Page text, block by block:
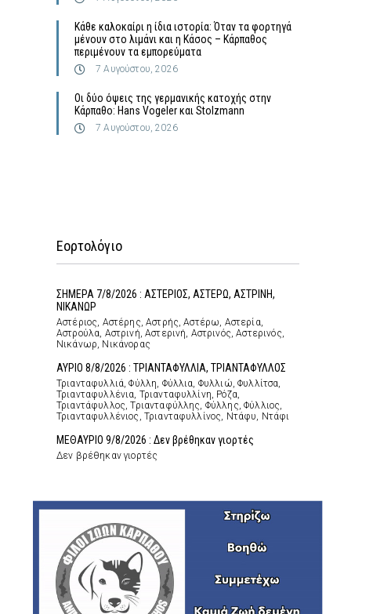
Κάθε καλοκαίρι η ίδια ιστορία: Όταν τα φορτηγά
μένουν στο λιμάνι και η Κάσος – Κάρπαθος
περιμένουν τα εμπορεύματα
7 Αυγούστου, 2026
Οι δύο όψεις της γερμανικής κατοχής στην
Κάρπαθο: Hans Vogeler και Stolzmann
7 Αυγούστου, 2026
Εορτολόγιο
ΣΗΜΕΡΑ 7/8/2026 : ΑΣΤΕΡΙΟΣ, ΑΣΤΕΡΩ, ΑΣΤΡΙΝΗ,
ΝΙΚΑΝΩΡ
Αστέριος, Αστέρης, Αστρής, Αστέρω, Αστερία,
Αστρούλα, Αστρινή, Αστερινή, Αστρινός, Αστερινός,
Νικάνωρ, Νικάνορας
ΑΥΡΙΟ 8/8/2026 : ΤΡΙΑΝΤΑΦΥΛΛΙΑ, ΤΡΙΑΝΤΑΦΥΛΛΟΣ
Τριανταφυλλιά, Φύλλη, Φύλλια, Φυλλιώ, Φυλλίτσα,
Τριανταφυλλένια, Τριανταφυλλίνη, Ρόζα,
Τριαντάφυλλος, Τριανταφύλλης, Φύλλης, Φύλλιος,
Τριανταφυλλένιος, Τριανταφυλλίνος, Ντάφυ, Ντάφι
ΜΕΘΑΥΡΙΟ 9/8/2026 : Δεν βρέθηκαν γιορτές
Δεν βρέθηκαν γιορτές